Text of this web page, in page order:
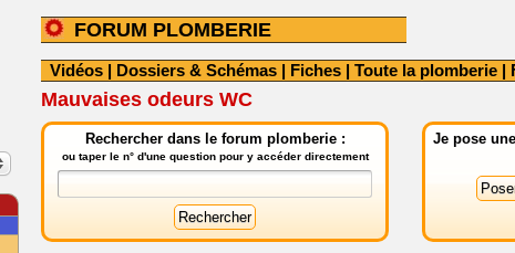
FORUM PLOMBERIE
Vidéos | Dossiers & Schémas | Fiches | Toute la plomberie |
Mauvaises odeurs WC
Rechercher dans le forum plomberie :
ou taper le n° d'une question pour y accéder directement
Je pose